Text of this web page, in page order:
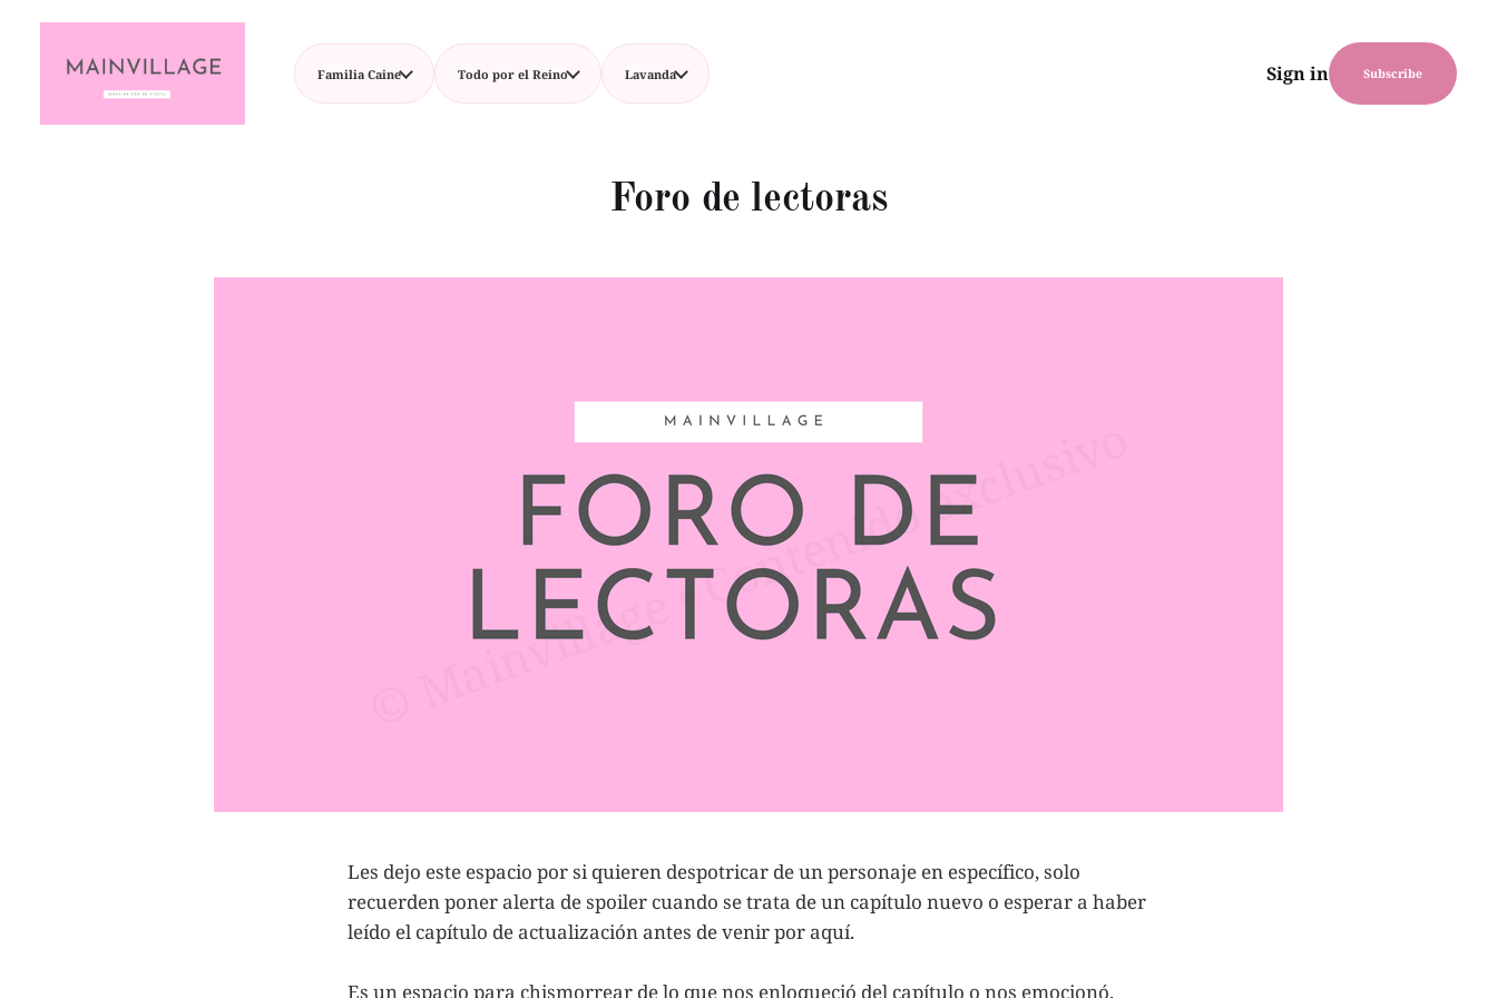
Familia Caine Todo por el Reino Lavanda Sign in Subscribe
Foro de lectoras
Les dejo este espacio por si quieren despotricar de un personaje en específico, solo
recuerden poner alerta de spoiler cuando se trata de un capítulo nuevo o esperar a haber
leído el capítulo de actualización antes de venir por aquí.
Es un espacio para chismorrear de lo que nos enloqueció del capítulo o nos emocionó.